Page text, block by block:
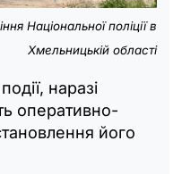
Національної поліції в
Хмельницькій області
наразі
оперативно-
його